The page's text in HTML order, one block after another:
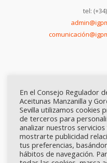
tel:
En el Consejo Regulador
Aceitunas Manzanilla y
Sevilla utilizamos cookies
de terceros para
analizar nuestros servicios
mostrarte publicidad
tus preferencias,
hábitos de navegación.